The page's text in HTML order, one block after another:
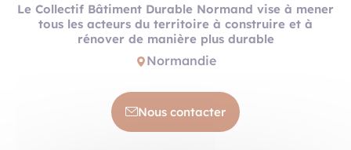
Le Collectif Bâtiment Durable Normand vise à mener
tous les acteurs du territoire à construire et à
rénover de manière plus durable
Normandie
Nous contacter
Taille du texte :
Très petite
Petite Défaut
Grande
Très grande
Affichage des images & vidéos :